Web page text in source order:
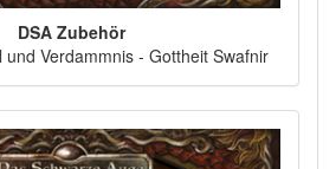
DSA Zubehör
und Verdammnis - Gottheit Swafnir